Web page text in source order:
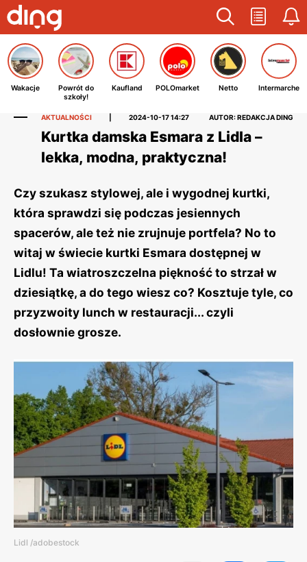
Wakacje
Powrót do
szkoły!
Kaufland POLOmarket Netto Intermarche
AKTUALNOŚCI 2024-10-17 14:27 AUTOR: REDAKCJA DING
Kurtka damska Esmara z Lidla –
lekka, modna, praktyczna!
Czy szukasz stylowej, ale i wygodnej kurtki,
która sprawdzi się podczas jesiennych
spacerów, ale też nie zrujnuje portfela? No to
witaj w świecie kurtki Esmara dostępnej w
Lidlu! Ta wiatroszczelna piękność to strzał w
dziesiątkę, a do tego wiesz co? Kosztuje tyle, co
przyzwoity lunch w restauracji... czyli
dosłownie grosze.
Lidl /adobestock